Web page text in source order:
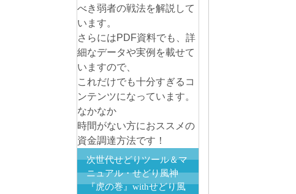
べき弱者の戦法を解説して
います。
さらにはPDF資料でも、詳
細なデータや実例を載せて
いますので、
これだけでも十分すぎるコ
ンテンツになっています。
なかなか
時間がない方におススメの
資金調達方法です！
次世代せどりツール＆マ
ニュアル・せどり風神
『虎の巻』withせどり風